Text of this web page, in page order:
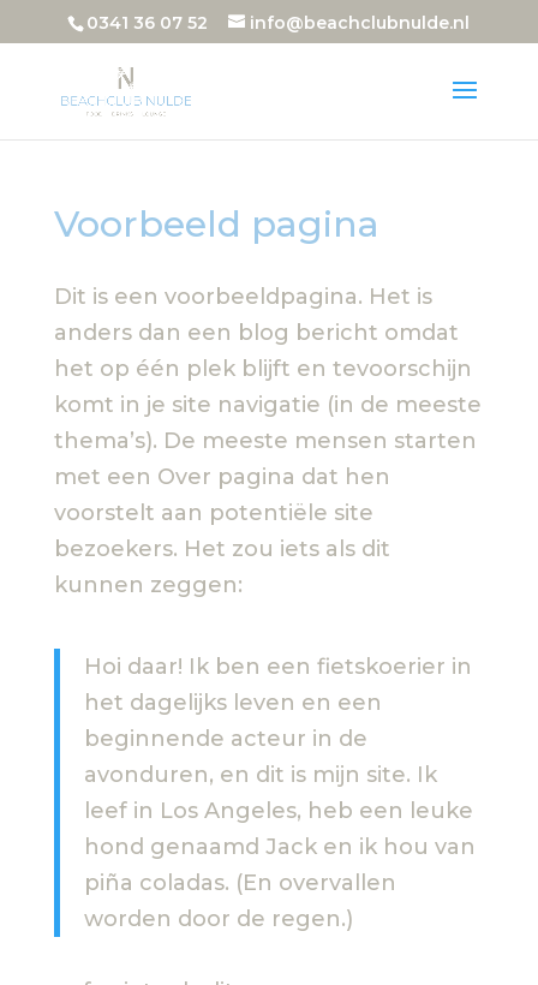
0341 36 07 52 info@beachclubnulde.nl
Voorbeeld pagina
Dit is een voorbeeldpagina. Het is
anders dan een blog bericht omdat
het op één plek blijft en tevoorschijn
komt in je site navigatie (in de meeste
thema’s). De meeste mensen starten
met een Over pagina dat hen
voorstelt aan potentiële site
bezoekers. Het zou iets als dit
kunnen zeggen:
Hoi daar! Ik ben een fietskoerier in
het dagelijks leven en een
beginnende acteur in de
avonduren, en dit is mijn site. Ik
leef in Los Angeles, heb een leuke
hond genaamd Jack en ik hou van
piña coladas. (En overvallen
worden door de regen.)